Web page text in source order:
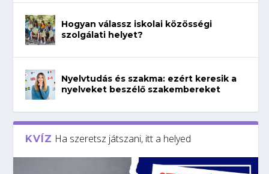
Hogyan válassz iskolai közösségi
szolgálati helyet?
Nyelvtudás és szakma: ezért keresik a
nyelveket beszélő szakembereket
KVÍZ Ha szeretsz játszani, itt a helyed